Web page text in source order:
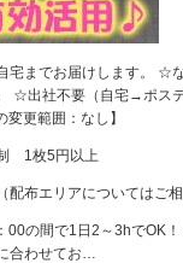
宅までお届けします。 ☆
☆出社不要（自宅→ポス
変更範囲：なし】
1枚5円以上
配布エリアについてはご相
00の間で1日2～3hでOK
合わせてお…